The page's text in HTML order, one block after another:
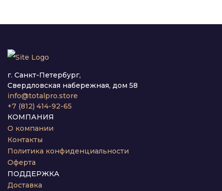
г. Санкт-Петербург,
Свердловская набережная, дом 58
info@totalpro.store
+7 (812) 414-92-65
КОМПАНИЯ
О компании
Контакты
Политика конфиденциальности
Оферта
ПОДДЕРЖКА
Доставка